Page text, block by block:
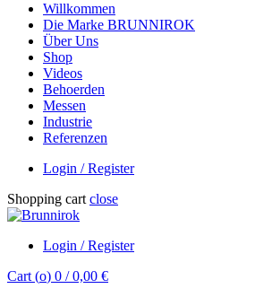
Willkommen
Die Marke BRUNNIROK
Über Uns
Shop
Videos
Behoerden
Messen
Industrie
Referenzen
Login / Register
Shopping cart close
Login / Register
Cart (o) 0 / 0,00 €